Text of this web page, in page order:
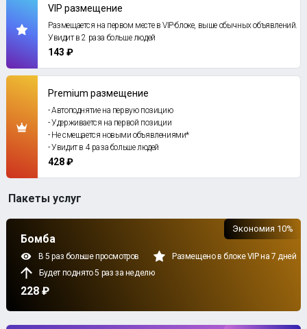
VIP размещение
Размещается на первом месте в VIP-блоке, выше обычных объявлений.
Увидит в 2 раза больше людей
143 ₽
Premium размещение
- Автоподнятие на первую позицию
- Удерживается на первой позиции
- Не смещается новыми объявлениями*
- Увидит в 4 раза больше людей
428 ₽
Пакеты услуг
Бомба
В 5 раз больше просмотров
Размещено в блоке VIP на 7 дней
Будет поднято 5 раз за неделю
228 ₽
Экономия 10%